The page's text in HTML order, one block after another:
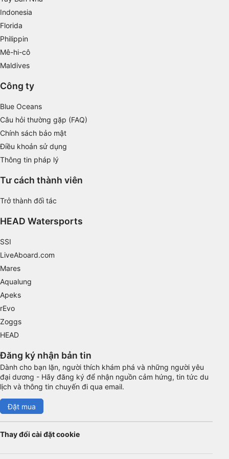
Indonesia
Florida
Philippin
Mê-hi-cô
Maldives
Công ty
Blue Oceans
Câu hỏi thường gặp (FAQ)
Chính sách bảo mật
Điều khoản sử dụng
Thông tin pháp lý
Tư cách thành viên
Trở thành đối tác
HEAD Watersports
SSI
LiveAboard.com
Mares
Aqualung
Apeks
rEvo
Zoggs
HEAD
Đăng ký nhận bản tin
Dành cho bạn lặn, người thích khám phá và những người yêu
đại dương - Hãy đăng ký để nhận nguồn cảm hứng, tin tức du
lịch và thông tin chuyến đi qua email.
Đặt mua
Thay đổi cài đặt cookie
Understand audiences through statistics or
combinations of data from different sources
Develop and improve services
Use limited data to select content
IAB Special Features:
Use precise geolocation data
Identify devices based on information
Necessary